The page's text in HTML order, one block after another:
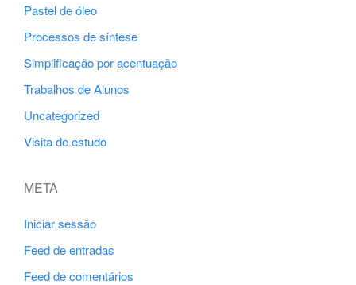
Pastel de óleo
Processos de síntese
Simplificação por acentuação
Trabalhos de Alunos
Uncategorized
Visita de estudo
META
Iniciar sessão
Feed de entradas
Feed de comentários